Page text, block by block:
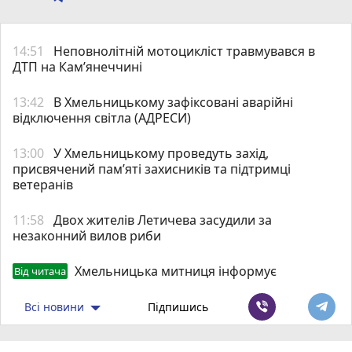
14:51
Неповнолітній мотоцикліст травмувався в
ДТП на Кам’янеччині
13:42
В Хмельницькому зафіксовані аварійні
відключення світла (АДРЕСИ)
13:00 У Хмельницькому проведуть захід,
присвячений пам’яті захисників та підтримці
ветеранів
11:58 Двох жителів Летичева засудили за
незаконний вилов риби
Від читача Хмельницька митниця інформує
Всі новини Підпишись